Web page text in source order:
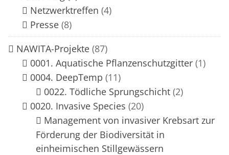
Netzwerktreffen (4)
Presse (8)
NAWITA-Projekte (87)
0001. Aquatische Pflanzenschutzgitter (1)
0004. DeepTemp (11)
0022. Tödliche Sprungschicht (2)
0020. Invasive Species (20)
Management von invasiver Krebsart zur
Förderung der Biodiversität in
einheimischen Stillgewässern